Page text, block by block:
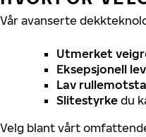
Vår avanserte
Utmerket
Eksepsjonell
Lav
Slitestyrke du
Velg blant vårt